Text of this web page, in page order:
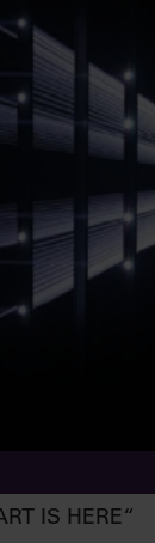
IS HERE“